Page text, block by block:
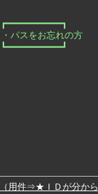
┏━━━━━━━━━━┓
・パスをお忘れの方
┗━━━━━━━━━━┛
用件⇒★ＩＤが分から